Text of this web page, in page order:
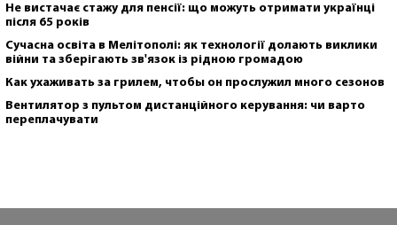
Не вистачає стажу для пенсії: що можуть отримати українці
після 65 років
Сучасна освіта в Мелітополі: як технології долають виклики
війни та зберігають зв'язок із рідною громадою
Как ухаживать за грилем, чтобы он прослужил много сезонов
Вентилятор з пультом дистанційного керування: чи варто
переплачувати